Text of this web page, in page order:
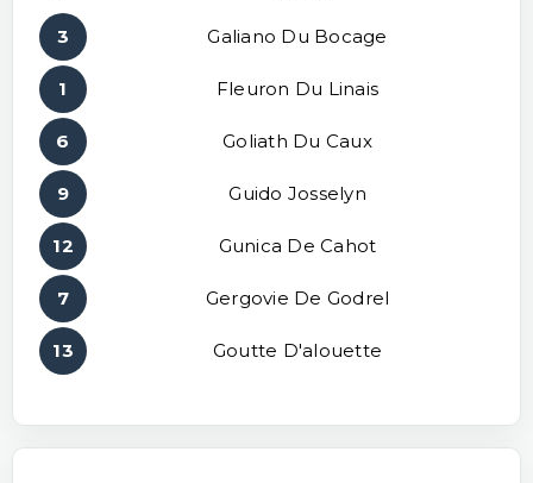
3 Galiano Du Bocage
1 Fleuron Du Linais
6 Goliath Du Caux
9 Guido Josselyn
12 Gunica De Cahot
7 Gergovie De Godrel
13 Goutte D'alouette